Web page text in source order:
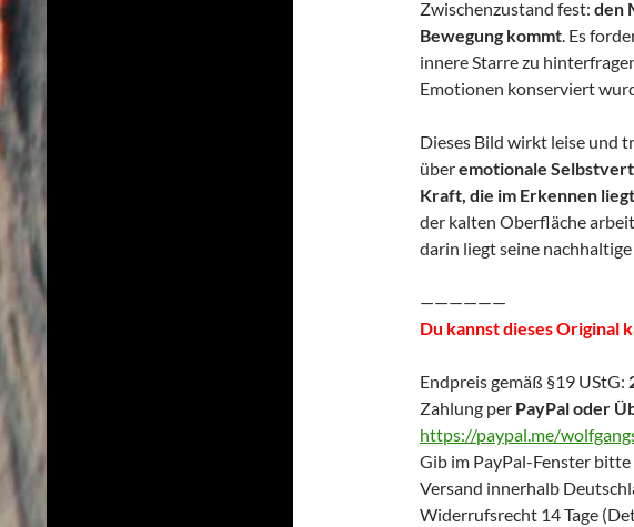
Zwischenzustand fest: den
Bewegung kommt. Es
innere Starre zu
Emotionen konserviert
Dieses Bild wirkt leise und
überemotionale
Kraft, die im Erkennen liegt
der kalten Oberfläche
darin liegt seine
——————
Du kannst dieses Original
Endpreis gemäß §19 UStG:
Zahlung per PayPal oder
https://paypal.me/
Gib im PayPal-Fenster
Versand innerhalb
Widerrufsrecht 14 Tage